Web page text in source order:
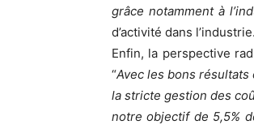
grâce notamment à
d’activité dans l’industrie.
Enfin, la perspective
“Avec les bons
la stricte gestion des
notre objectif de 5,5%